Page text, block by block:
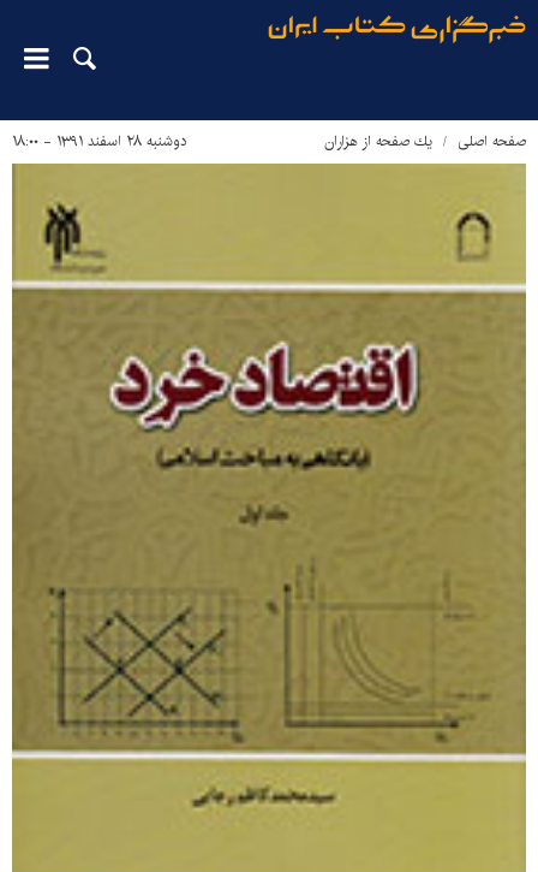
صفحه اصلی يك صفحه از هزاران دوشنبه ۲۸ اسفند ۱۳۹۱ - ۱۸:۰۰